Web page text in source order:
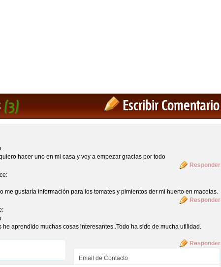
Escribir Comentario
(3)
hacer uno en mi casa y voy a empezar gracias por todo
Responder
me gustaría información para los tomates y pimientos der mi huerto en macetas.
Responder
aprendido muchas cosas interesantes..Todo ha sido de mucha utilidad.
Responder